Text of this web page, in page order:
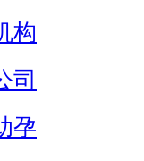
构
司
孕